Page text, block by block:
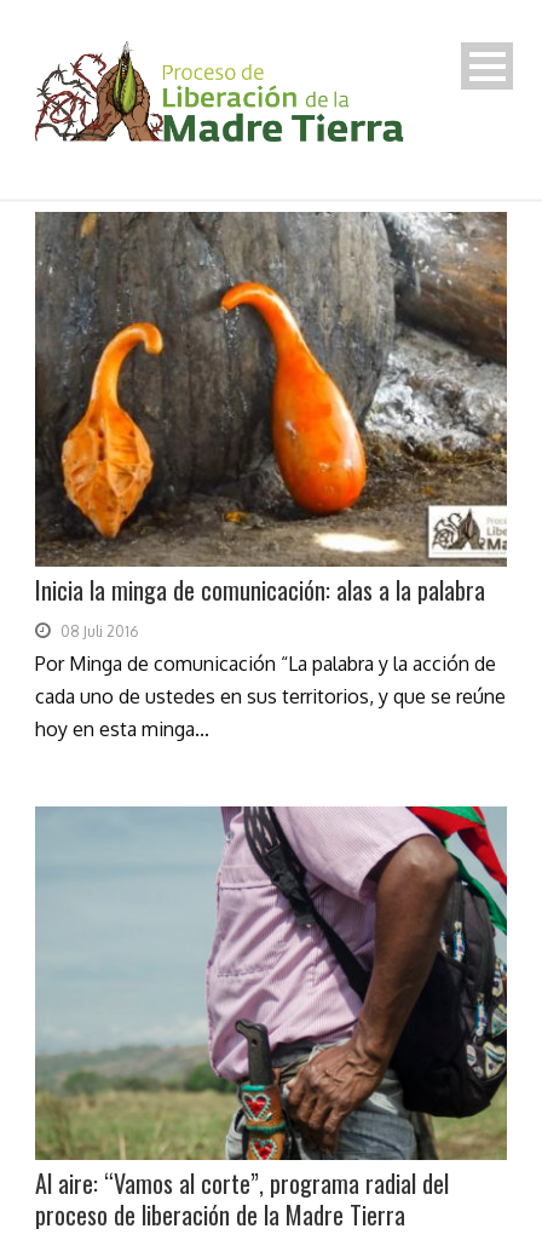
Inicia la minga de comunicación: alas a la palabra
08 Juli 2016
Por Minga de comunicación “La palabra y la acción de
cada uno de ustedes en sus territorios, y que se reúne
hoy en esta minga...
Al aire: “Vamos al corte”, programa radial del
proceso de liberación de la Madre Tierra